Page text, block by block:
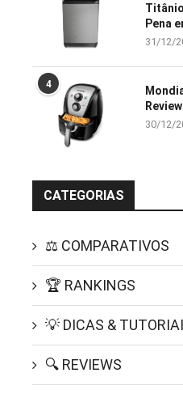
Pena
31/12/
4
30/12/
CATEGORIAS
⚖️ COMPARATIVOS
🏆 RANKINGS
💡 DICAS &
🔍 REVIEWS